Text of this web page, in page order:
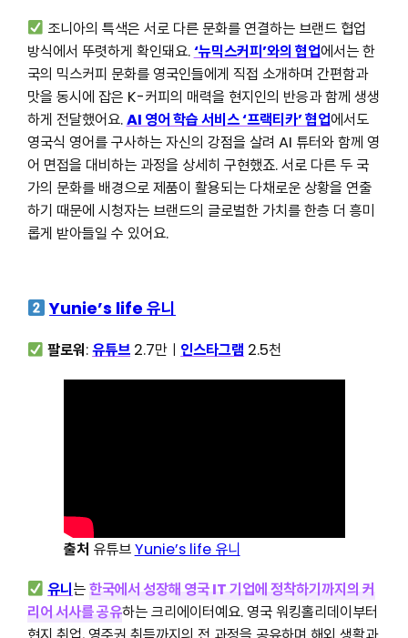
조니아의 특색은 서로 다른 문화를 연결하는 브랜드 협업
방식에서 뚜렷하게 확인돼요.‘뉴믹스커피’와의 협업에서는 한
국의 믹스커피 문화를 영국인들에게 직접 소개하며 간편함과
맛을 동시에 잡은 K-커피의 매력을 현지인의 반응과 함께 생생
하게 전달했어요.AI 영어 학습 서비스 ‘프랙티카’ 협업에서도
영국식 영어를 구사하는 자신의 강점을 살려 AI 튜터와 함께 영
어 면접을 대비하는 과정을 상세히 구현했죠. 서로 다른 두 국
가의 문화를 배경으로 제품이 활용되는 다채로운 상황을 연출
하기 때문에 시청자는 브랜드의 글로벌한 가치를 한층 더 흥미
롭게 받아들일 수 있어요.
Yunie’s life 유니
팔로워:유튜브 2.7만ㅣ 인스타그램 2.5천
출처 유튜브Yunie’s life 유니
유니는한국에서 성장해 영국 IT 기업에 정착하기까지의 커
리어 서사를 공유하는 크리에이터예요. 영국 워킹홀리데이부터